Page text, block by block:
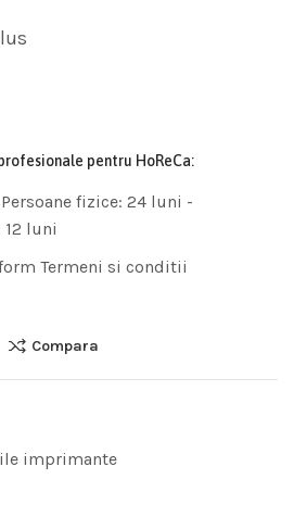
pentru HoReCa:
fizice: 24 luni -
12 luni
Termeni si conditii
Compara
imprimante